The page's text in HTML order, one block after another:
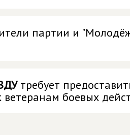
партии и
требует
боевых